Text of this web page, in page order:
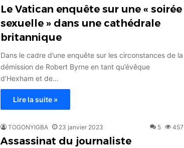
Le Vatican enquête sur une « soirée
sexuelle » dans une cathédrale
britannique
Dans le cadre d’une enquête sur les circonstances de la
démission de Robert Byrne en tant qu’évêque
d’Hexham et de…
Lire la suite »
TOGONYIGBA 23 janvier 2023 5 457
Assassinat du journaliste